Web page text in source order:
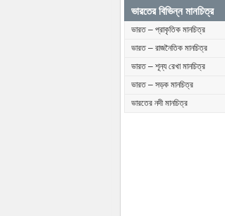
ভারতের বিভিন্ন মানচিত্র
ভারত – প্রাকৃতিক মানচিত্র
ভারত – রাজনৈতিক মানচিত্র
ভারত – শূন্য রেখা মানচিত্র
ভারত – সড়ক মানচিত্র
ভারতের নদী মানচিত্র